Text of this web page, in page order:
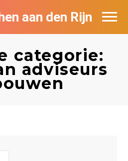
aan den Rijn
categorie:
adviseurs
aan den
in Alphen aan